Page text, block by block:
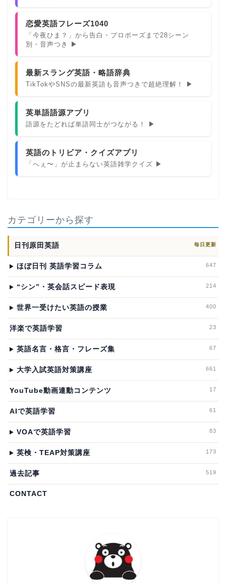
恋愛英語フレーズ1040
「今夜ひま？」から告白・プロポーズまで28シーン
別・音声つき ▶
最新スラング英語・略語辞典
TikTokやSNSの最新英語も音声つきで超絶理解！ ▶
英単語語源アプリ
語源をたどれば単語同士がつながる！ ▶
英語のトリビア・クイズアプリ
「へぇ〜」が止まらない英語雑学クイズ ▶
カテゴリーから探す
日刊原田英語 毎日更新
ほぼ日刊 英語学習コラム 647
“シン”・英会話スピード表現 214
世界一受けたい英語の授業 400
洋楽で英語学習 23
英語名言・格言・フレーズ集 67
大学入試英語対策講座 661
YouTube動画連動コンテンツ 17
AIで英語学習 61
VOAで英語学習 83
英検・TEAP対策講座 173
過去記事 519
CONTACT